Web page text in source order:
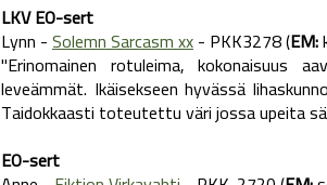
LKV EO-sert
Lynn -Solemn Sarcasm xx- PKK3278 (EM:
"Erinomainen rotuleima, kokonaisuus
leveämmät. Ikäisekseen hyvässä
Taidokkaasti toteutettu väri jossa upeita
EO-sert